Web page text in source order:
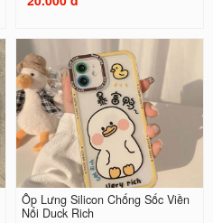
Ốp Lưng Silicon Chống Sốc Viền
Nổi Duck Rich